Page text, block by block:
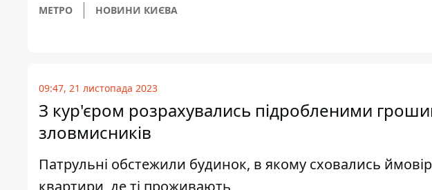
МЕТРО НОВИНИ КИЄВА
09:47, 21 листопада 2023
З кур'єром розрахувались підробленими
зловмисників
Патрульні обстежили будинок, в якому сховались